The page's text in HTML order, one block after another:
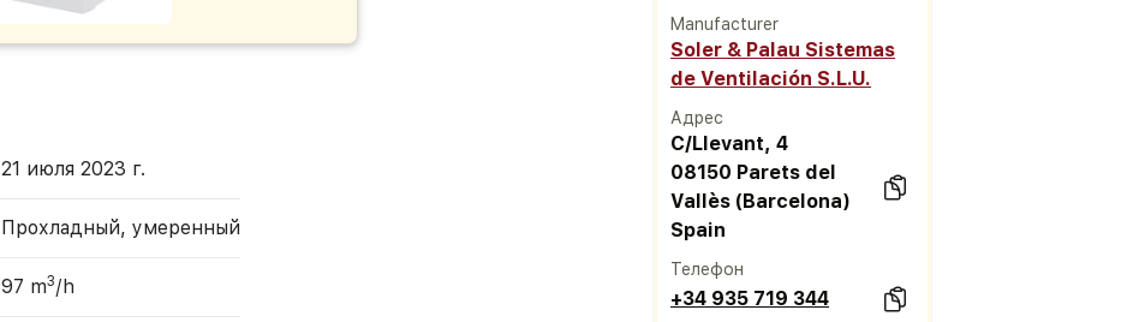
21 июля 2023 г.
Прохладный, умеренный
97 m3/h
Manufacturer
Soler & Palau Sistemas
de Ventilación S.L.U.
Адрес
C/LIevant, 4
08150 Parets del
Vallès (Barcelona)
Spain
Телефон
+34 935 719 344